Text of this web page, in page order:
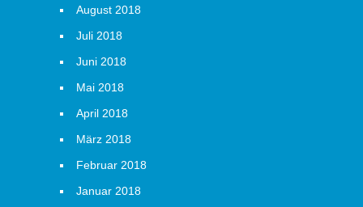
August 2018
Juli 2018
Juni 2018
Mai 2018
April 2018
März 2018
Februar 2018
Januar 2018